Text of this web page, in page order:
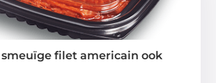
smeuïge filet americain ook